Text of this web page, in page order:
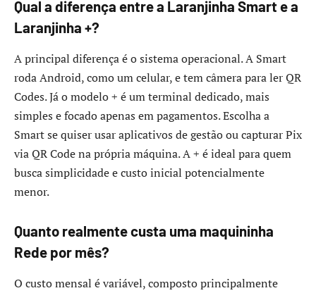
Qual a diferença entre a Laranjinha Smart e a
Laranjinha +?
A principal diferença é o sistema operacional. A Smart
roda Android, como um celular, e tem câmera para ler QR
Codes. Já o modelo + é um terminal dedicado, mais
simples e focado apenas em pagamentos. Escolha a
Smart se quiser usar aplicativos de gestão ou capturar Pix
via QR Code na própria máquina. A + é ideal para quem
busca simplicidade e custo inicial potencialmente
menor.
Quanto realmente custa uma maquininha
Rede por mês?
O custo mensal é variável, composto principalmente